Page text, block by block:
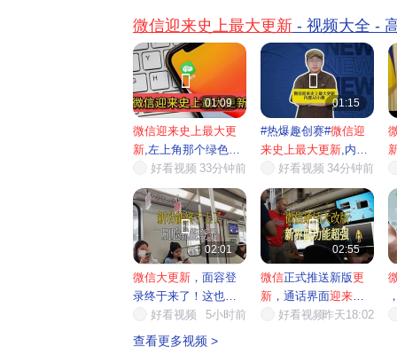
标注着"...
微信迎来史上最大更新 - 视频大全 -

01:09
微信迎来史上最大更
新,左上角那个绿色眼
睛的...好看视频 33分钟前

01:15
#热爆趣创赛#微信迎
来史上最大更新,内置
AI小...好看视频 34分钟前

02:01
微信大更新 ，面容登
录终于来了！这也太
方便了
好看视频 5小时前

02:55
微信正式推送新版更
新 ，通话界面迎来
面升级
好看视频昨天18:02
查看更多视频 >